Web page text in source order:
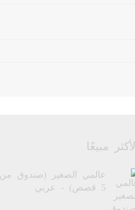
الأكثر مبيعًا
عالمي الصغير (صندوق من
5 قصص) - عربي